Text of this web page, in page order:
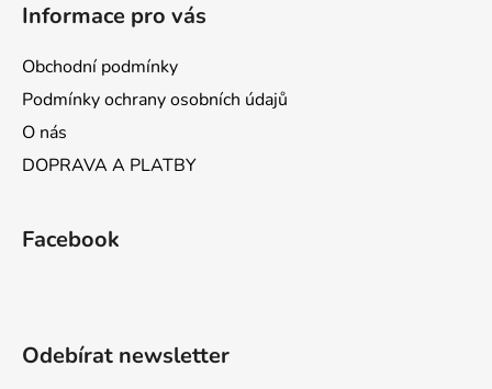
Informace pro vás
Obchodní podmínky
Podmínky ochrany osobních údajů
O nás
DOPRAVA A PLATBY
Facebook
Odebírat newsletter